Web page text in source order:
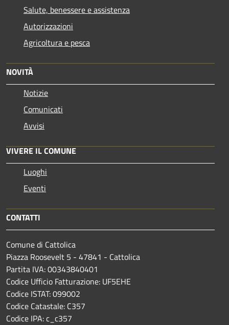
Salute, benessere e assistenza
Autorizzazioni
Agricoltura e pesca
NOVITÀ
Notizie
Comunicati
Avvisi
VIVERE IL COMUNE
Luoghi
Eventi
CONTATTI
Comune di Cattolica
Piazza Roosevelt 5 - 47841 - Cattolica
Partita IVA: 00343840401
Codice Ufficio Fatturazione: UF5EHE
Codice ISTAT: 099002
Codice Catastale: C357
Codice IPA: c_c357